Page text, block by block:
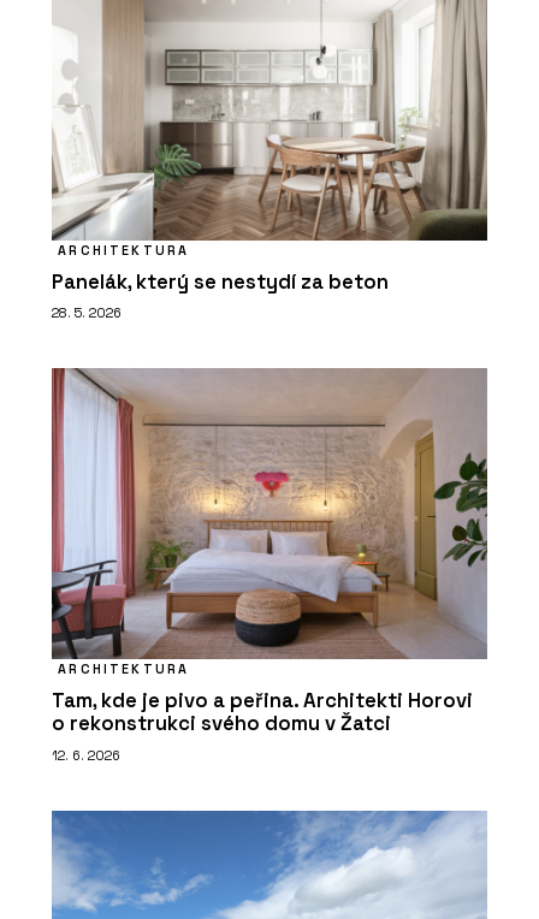
ARCHITEKTURA
Panelák, který se nestydí za beton
28. 5. 2026
ARCHITEKTURA
Tam, kde je pivo a peřina. Architekti Horovi
o rekonstrukci svého domu v Žatci
12. 6. 2026